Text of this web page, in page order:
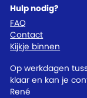
Hulp nodig?
FAQ
Contact
Kijkje binnen
Op werkdagen
klaar en kan je
René